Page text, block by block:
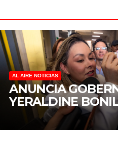
AL AIRE NOTICIAS
ANUNCIA
YERALDINE
REAPERTURA
PROGRAMA